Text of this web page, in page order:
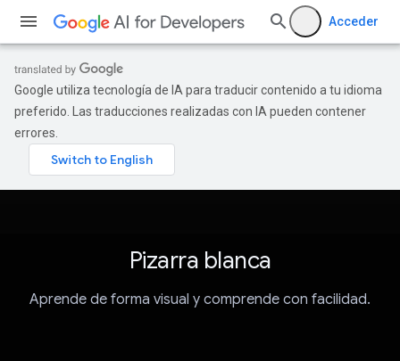
Acceder
Google utiliza tecnología de IA para traducir contenido a tu idioma
preferido. Las traducciones realizadas con IA pueden contener
errores.
Pizarra blanca
Aprende de forma visual y comprende con facilidad.